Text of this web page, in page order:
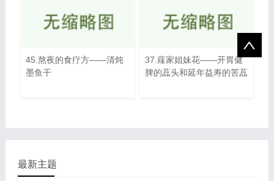
45.熬夜的食疗方——清炖
墨鱼干
37.薤家姐妹花——开胃健
脾的藠头和延年益寿的苦藠
最新主题